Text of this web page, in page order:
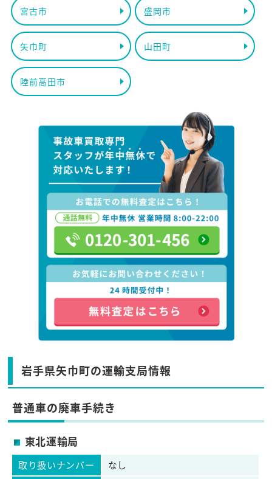
宮古市 盛岡市
矢巾町 山田町
陸前高田市
岩手県矢巾町の運輸支局情報
普通車の廃車手続き
東北運輸局
取り扱いナンバー なし